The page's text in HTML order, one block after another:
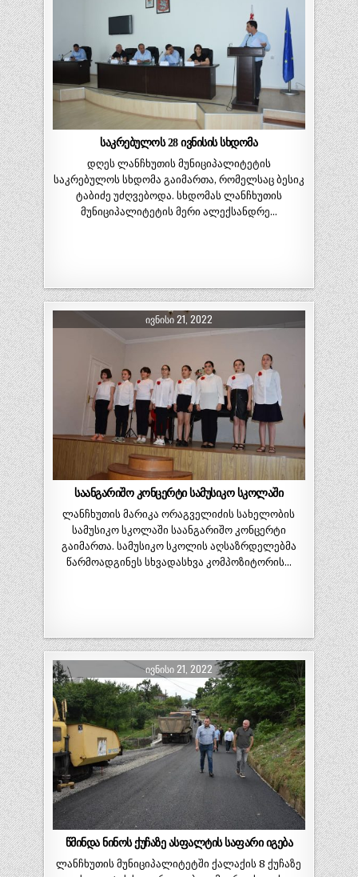
საკრებულოს 28 ივნისის სხდომა
დღეს ლანჩხუთის მუნიციპალიტეტის
საკრებულოს სხდომა გაიმართა, რომელსაც ბესიკ
ტაბიძე უძღვებოდა. სხდომას ლანჩხუთის
მუნიციპალიტეტის მერი ალექსანდრე…
ᲘᲕᲜᲘᲡᲘ 21, 2022
საანგარიშო კონცერტი სამუსიკო სკოლაში
ლანჩხუთის მარიკა ორაგველიძის სახელობის
სამუსიკო სკოლაში საანგარიშო კონცერტი
გაიმართა. სამუსიკო სკოლის აღსაზრდელებმა
წარმოადგინეს სხვადასხვა კომპოზიტორის…
ᲘᲕᲜᲘᲡᲘ 21, 2022
წმინდა ნინოს ქუჩაზე ასფალტის საფარი იგება
ლანჩხუთის მუნიციპალიტეტში ქალაქის 8 ქუჩაზე